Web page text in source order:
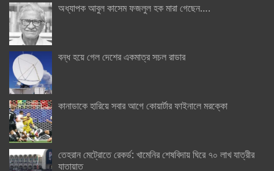
অধ্যাপক আবুল কাসেম ফজলুল হক মারা গেছেন….
বন্ধ হয়ে গেল দেশের একমাত্র সচল রাডার
কানাডাকে হারিয়ে সবার আগে কোয়ার্টার ফাইনালে মরক্কো
তেহরান মেট্রোতে রেকর্ড: খামেনির শেষবিদায় ঘিরে ৭০ লাখ যাত্রীর
যাতায়াত